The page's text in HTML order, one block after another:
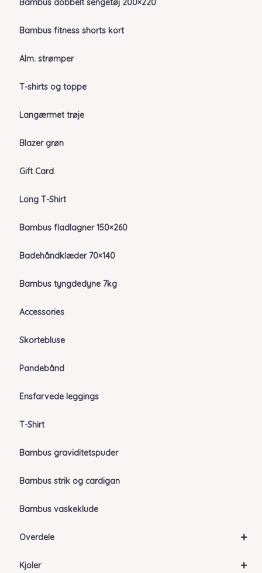
Bambus dobbelt sengetøj 200×220
Bambus fitness shorts kort
Alm. strømper
T-shirts og toppe
Langærmet trøje
Blazer grøn
Gift Card
Long T-Shirt
Bambus fladlagner 150×260
Badehåndklæder 70×140
Bambus tyngdedyne 7kg
Accessories
Skortebluse
Pandebånd
Ensfarvede leggings
T-Shirt
Bambus graviditetspuder
Bambus strik og cardigan
Bambus vaskeklude
+
Overdele
+
Kjoler